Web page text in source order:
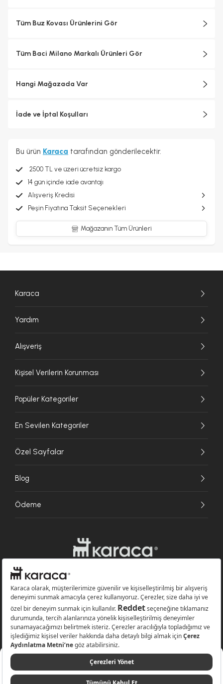
Sepete Ekle
Tüm Buz Kovası Ürünlerini Gör
Tüm Baci Milano Markalı Ürünleri Gör
Hangi Mağazada Var
İade ve İptal Koşulları
Bu ürün Karaca tarafından gönderilecektir.
2500 TL ve üzeri ücretsiz kargo
14 gün içinde iade avantajı
Alışveriş Kredisi
Peşin Fiyatına Taksit Seçenekleri
Mağazanın Tüm Ürünleri
Karaca
Yardım
Alışveriş
Kişisel Verilerin Korunması
Popüler Kategoriler
En Sevilen Kategoriler
Özel Sayfalar
Blog
Ödeme
Websitesinde kullanılan bazı görseller yapay zekâ (AI) ile üretilmiştir.
Karaca.com © 2026 - Karaca Züccaciye A.Ş. Tüm hakları saklıdır.